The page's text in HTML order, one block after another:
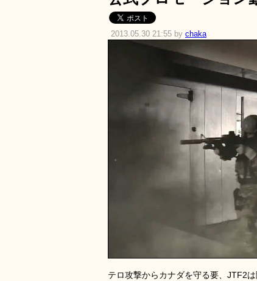
2013.05.30 21:55 by chaka
テロ攻撃からカナダを守る要、JTF2